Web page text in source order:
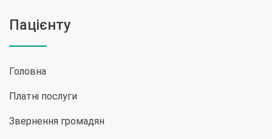
Пацієнту
Головна
Платні послуги
Звернення громадян